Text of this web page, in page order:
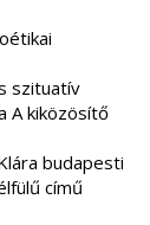
szituatív
A kiközösítő
budapesti
című